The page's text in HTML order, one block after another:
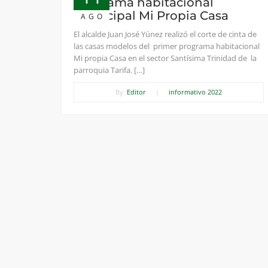
AGO
municipal Mi Propia Casa
El alcalde Juan José Yúnez realizó el corte de cinta de
las casas modelos del primer programa habitacional
Mi propia Casa en el sector Santísima Trinidad de la
parroquia Tarifa. […]
By: Editor informativo 2022